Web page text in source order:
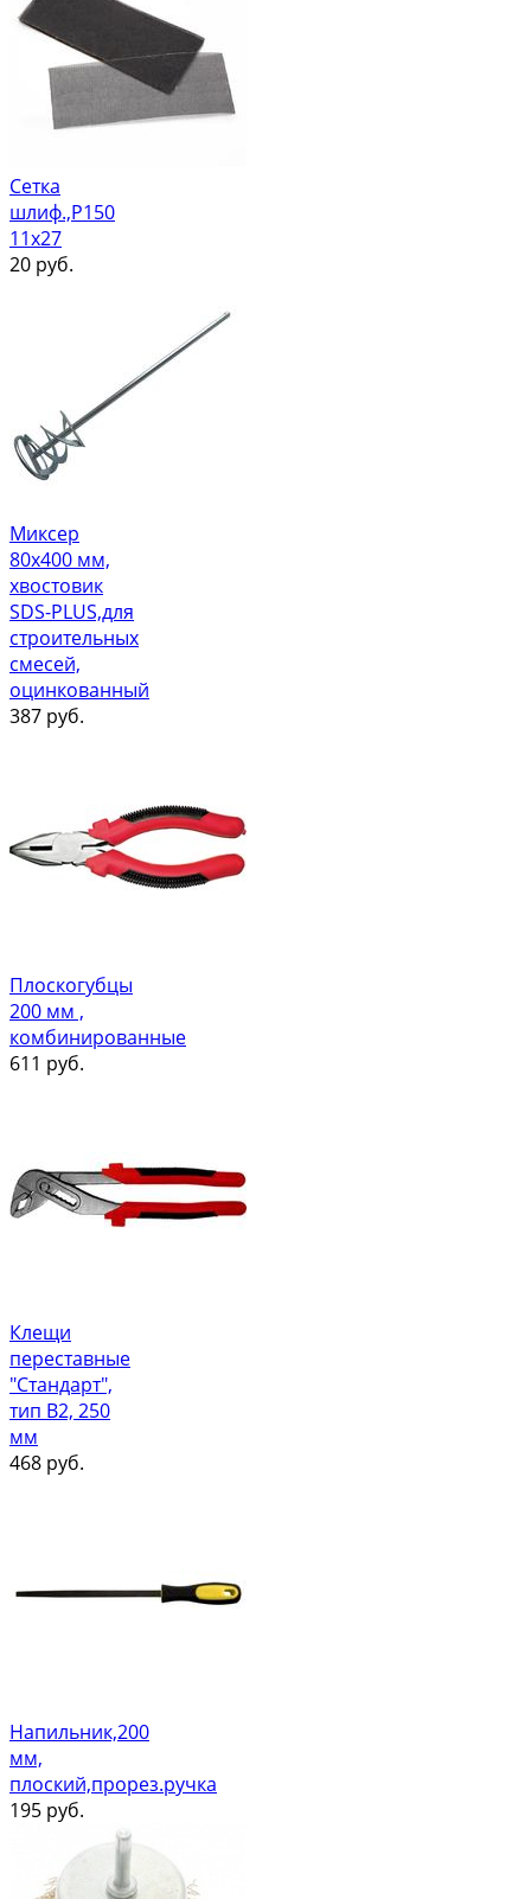
Сетка
шлиф.,Р150
11х27
20 руб.
Миксер
80х400 мм,
хвостовик
SDS-PLUS,для
строительных
смесей,
оцинкованный
387 руб.
Плоскогубцы
200 мм ,
комбинированные
611 руб.
Клещи
переставные
"Стандарт",
тип В2, 250
мм
468 руб.
Напильник,200
мм,
плоский,прорез.ручка
195 руб.